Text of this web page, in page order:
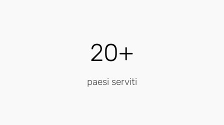
20+
paesi serviti